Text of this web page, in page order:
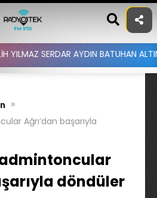
AYDIN BATUHAN ALTINTAŞ
»
Ağrı’dan başarıyla
döndüler